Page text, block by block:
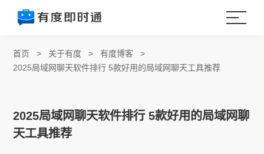
首页 > 关于有度 >有度博客 >
2025局域网聊天软件排行 5款好用的局域网聊天工具推荐
2025局域网聊天软件排行 5款好用的局域网聊
天工具推荐